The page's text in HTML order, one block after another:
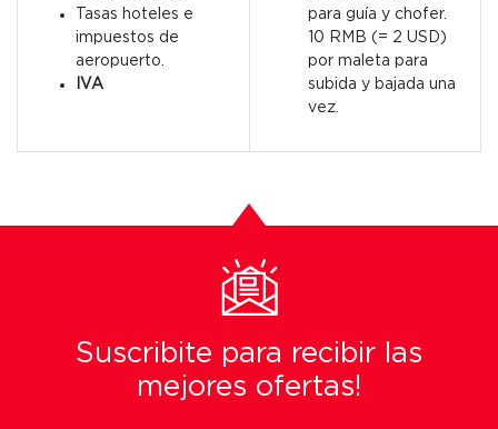
Tasas hoteles e
impuestos de
aeropuerto.
IVA
para guía y chofer.
10 RMB (= 2 USD)
por maleta para
subida y bajada una
vez.
Suscribite para recibir las
mejores ofertas!